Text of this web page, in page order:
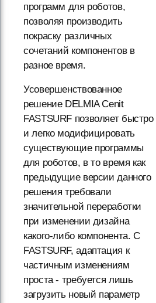
программ для роботов,
позволяя производить
покраску различных
сочетаний компонентов в
разное время.
Усовершенствованное
решение DELMIA Cenit
FASTSURF позволяет быстро
и легко модифицировать
существующие программы
для роботов, в то время как
предыдущие версии данного
решения требовали
значительной переработки
при изменении дизайна
какого-либо компонента. С
FASTSURF, адаптация к
частичным изменениям
проста - требуется лишь
загрузить новый параметр